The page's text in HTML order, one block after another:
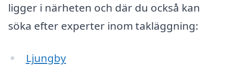
ligger i närheten och där du också kan
söka efter experter inom takläggning:
Ljungby